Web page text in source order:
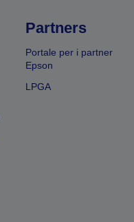
Partners
Portale per i partner
Epson
LPGA